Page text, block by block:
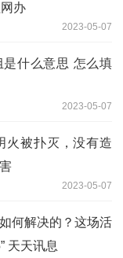
办
2023-05-07
什么意思 怎么填
2023-05-07
火被扑灭，没有造
2023-05-07
何解决的？这场活
天天讯息